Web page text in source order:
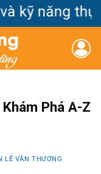
năng thực
Phá A-Z
LÊ VĂN THƯƠNG